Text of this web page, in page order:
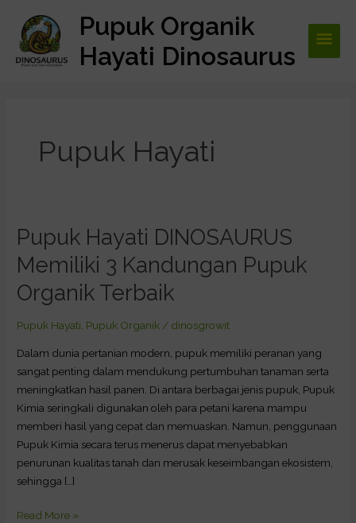
konten
Pupuk Organik
Hayati Dinosaurus
Pupuk Hayati
Pupuk Hayati DINOSAURUS
Memiliki 3 Kandungan Pupuk
Organik Terbaik
Pupuk Hayati Pupuk Organik / dinosgrowit
Dalam dunia pertanian modern, pupuk memiliki peranan yang
sangat penting dalam mendukung pertumbuhan tanaman serta
meningkatkan hasil panen. Di antara berbagai jenis pupuk, Pupuk
Kimia seringkali digunakan oleh para petani karena mampu
memberi hasil yang cepat dan memuaskan. Namun, penggunaan
Pupuk Kimia secara terus menerus dapat menyebabkan
penurunan kualitas tanah dan merusak keseimbangan ekosistem,
sehingga […]
Pupuk
Hayati
DINOSAURUS
Memiliki
Kandungan
Organik
Terbaik
Read More »